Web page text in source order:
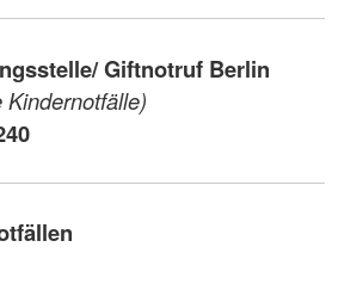
Giftnotruf Berlin